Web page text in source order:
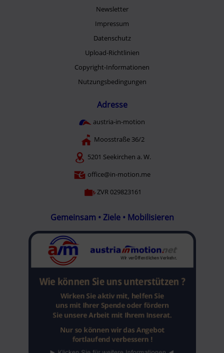
Newsletter
Impressum
Datenschutz
Upload-Richtlinien
Copyright-Informationen
Nutzungsbedingungen
Adresse
austria-in-motion
Moosstraße 36/2
5201 Seekirchen a. W.
office@in-motion.me
ZVR 029823161
Gemeinsam • Ziele • Mobilisieren